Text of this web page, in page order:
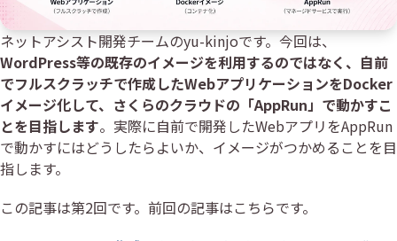
ネットアシスト開発チームのyu-kinjoです。今回は、
WordPress等の既存のイメージを利用するのではなく、自前
でフルスクラッチで作成したWebアプリケーションをDocker
イメージ化して、さくらのクラウドの「AppRun」で動かすこ
とを目指します。実際に自前で開発したWebアプリをAppRun
で動かすにはどうしたらよいか、イメージがつかめることを目
指します。
この記事は第2回です。前回の記事はこちらです。